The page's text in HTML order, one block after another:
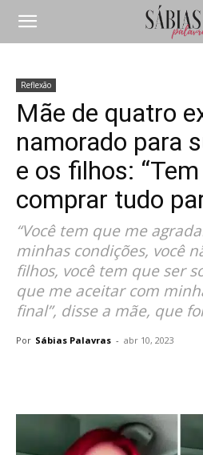
Reflexão
Mãe de quatro
namorado para
e os filhos:
comprar tudo
“Você tem que me
minhas condições, você
filhos, você tem que ser
que me aceitar com
final”, disse a mãe, que
Por Sábias Palavras - abr 10, 2023